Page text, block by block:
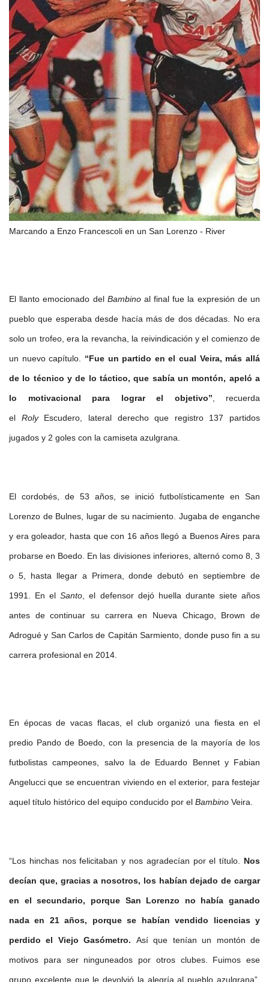
Marcando a Enzo Francescoli en un San Lorenzo - River
El llanto emocionado del Bambinoal final fue la expresión de un
pueblo que esperaba desde hacía más de dos décadas. No era
solo un trofeo, era la revancha, la reivindicación y el comienzo de
un nuevo capítulo. “Fue un partido en el cual Veira, más allá
de lo técnico y de lo táctico, que sabía un montón, apeló a
lo motivacional para lograr el objetivo” , recuerda
el RolyEscudero, lateral derecho que registro 137 partidos
jugados y 2 goles con la camiseta azulgrana.
El cordobés, de 53 años, se inició futbolísticamente en San
Lorenzo de Bulnes, lugar de su nacimiento. Jugaba de enganche
y era goleador, hasta que con 16 años llegó a Buenos Aires para
probarse en Boedo. En las divisiones inferiores, alternó como 8, 3
o 5, hasta llegar a Primera, donde debutó en septiembre de
1991. En elSanto , el defensor dejó huella durante siete años
antes de continuar su carrera en Nueva Chicago, Brown de
Adrogué y San Carlos de Capitán Sarmiento, donde puso fin a su
carrera profesional en 2014.
En épocas de vacas flacas, el club organizó una fiesta en el
predio Pando de Boedo, con la presencia de la mayoría de los
futbolistas campeones, salvo la de Eduardo Bennet y Fabian
Angelucci que se encuentran viviendo en el exterior, para festejar
aquel título histórico del equipo conducido por el Bambino Veira.
“Los hinchas nos felicitaban y nos agradecían por el título. Nos
decían que, gracias a nosotros, los habían dejado de cargar
en el secundario, porque San Lorenzo no había ganado
nada en 21 años, porque se habían vendido licencias y
perdido el Viejo Gasómetro. Así que tenían un montón de
motivos para ser ninguneados por otros clubes. Fuimos ese
grupo excelente que le devolvió la alegría al pueblo azulgrana”,